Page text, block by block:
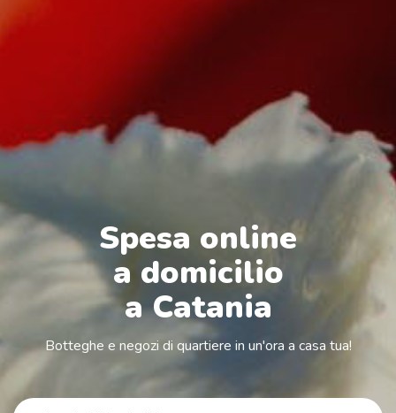
Spesa online
a domicilio
a Catania
Botteghe e negozi di quartiere in un'ora a casa tua!